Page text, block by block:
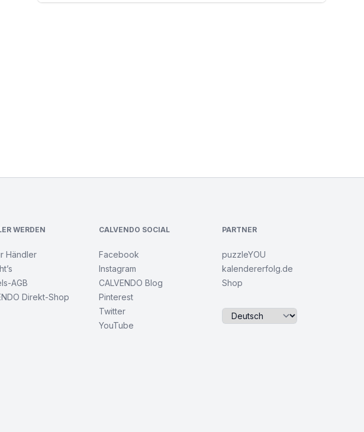
WERDEN
Händler
AGB
Direkt-Shop
CALVENDO SOCIAL
Facebook
Instagram
CALVENDO Blog
Pinterest
Twitter
YouTube
PARTNER
puzzleYOU
kalendererfolg.de
Shop